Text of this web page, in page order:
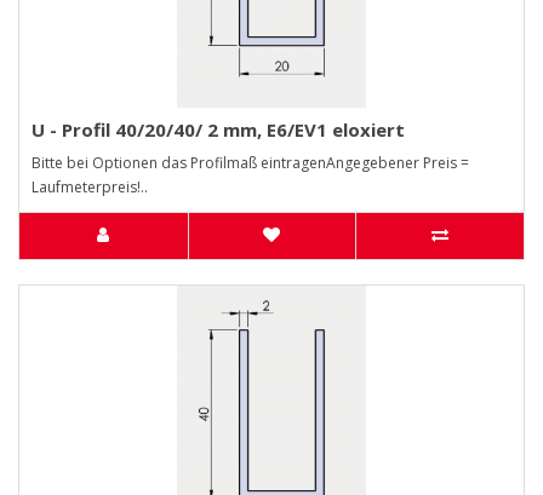
U - Profil 40/20/40/ 2 mm, E6/EV1 eloxiert
Bitte bei Optionen das Profilmaß eintragenAngegebener Preis =
Laufmeterpreis!..